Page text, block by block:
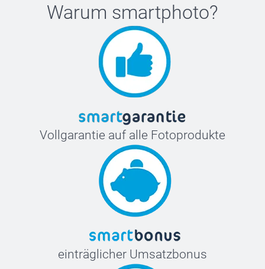
Warum smartphoto?
Vollgarantie auf alle Fotoprodukte
einträglicher Umsatzbonus